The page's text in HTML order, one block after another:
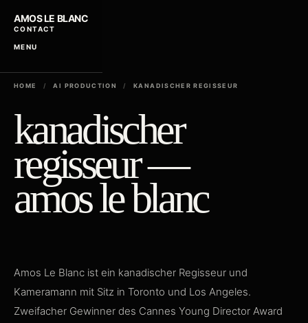
AMOS LE BLANC
CONTACT
MENU
HOME / AI PRODUCTION / KANADISCHER REGISSEUR
kanadischer
regisseur —
amos le blanc
Amos Le Blanc ist ein kanadischer Regisseur und
Kameramann mit Sitz in Toronto und Los Angeles.
Zweifacher Gewinner des Cannes Young Director Award